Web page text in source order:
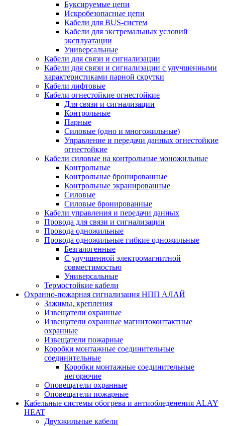
Буксируемые цепи
Искробезопасные цепи
Кабели для BUS-систем
Кабели для экстремальных условий
эксплуатации
Универсальные
Кабели для связи и сигнализации
Кабели для связи и сигнализации с улучшенными
характеристиками парной скрутки
Кабели лифтовые
Кабели огнестойкие огнестойкие
Для связи и сигнализации
Контрольные
Парные
Силовые (одно и многожильные)
Управление и передачи данных огнестойкие
огнестойкие
Кабели силовые на контрольные моножильные
Контрольные
Контрольные бронированные
Контрольные экранированные
Силовые
Силовые бронированные
Кабели управления и передачи данных
Провода для связи и сигнализации
Провода одножильные
Провода одножильные гибкие одножильные
Безгалогенные
С улучшенной электромагнитной
совместимостью
Универсальные
Термостойкие кабели
Охранно-пожарная сигнализация НПП АЛАЙ
Зажимы, крепления
Извещатели охранные
Извещатели охранные магнитоконтактные
охранные
Извещатели пожарные
Коробки монтажные соединительные
соединительные
Коробки монтажные соединительные
негорючие
Оповещатели охранные
Оповещатели пожарные
Кабельные системы обогрева и антиобледенения ALAY
HEAT
Двухжильные кабели